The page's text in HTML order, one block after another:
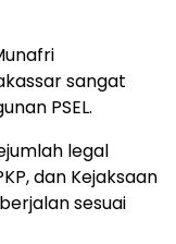
sangat
PSEL.
legal
dan Kejaksaan
sesuai